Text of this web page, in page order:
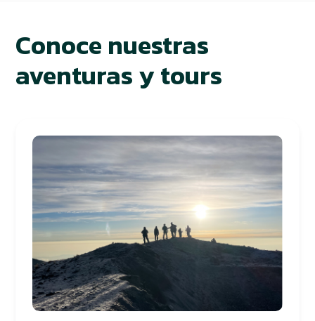
Conoce nuestras
aventuras y tours